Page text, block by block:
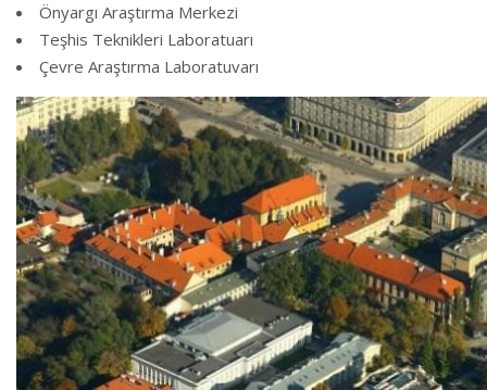
Önyargı Araştırma Merkezi
Teşhis Teknikleri Laboratuarı
Çevre Araştırma Laboratuvarı